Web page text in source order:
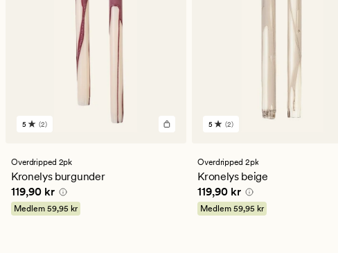
2
en
gjennomsnittlig
vurdering
på
5
5 (2)
Overdripped 2pk
Kronelys burgunder
Pris 119,90 kr
119,90 kr
Medlem 59,95 kr
2
en
gjennomsnittlig
vurdering
på
5
5 (2)
Overdripped 2pk
Kronelys beige
Pris 119,90 kr
119,90 kr
Medlem59,95 kr